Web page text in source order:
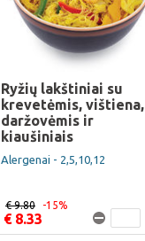
Ryžių lakštiniai su
krevetėmis, vištiena,
daržovėmis ir
kiaušiniais
Alergenai - 2,5,10,12
€ 8.33
€ 9.80 -15%